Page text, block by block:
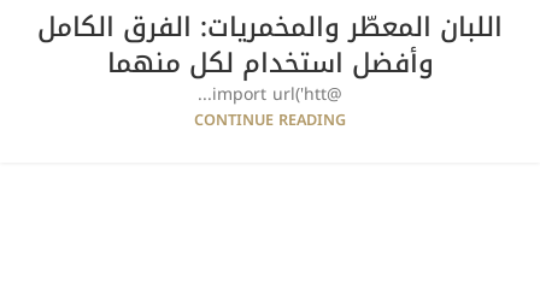
اللبان المعطّر والمخمريات: الفرق الكامل
وأفضل استخدام لكل منهما
@import url('htt...
CONTINUE READING